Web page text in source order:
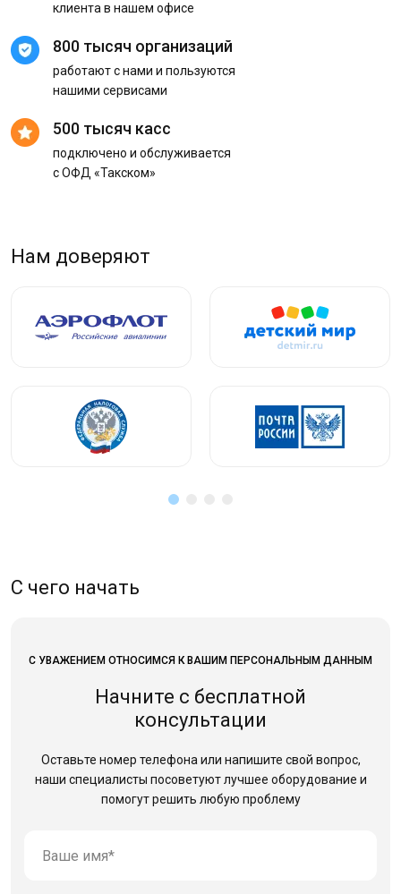
клиента в нашем офисе
800 тысяч организаций
работают с нами и пользуются
нашими сервисами
500 тысяч касс
подключено и обслуживается
с ОФД «Такском»
Нам доверяют
С чего начать
С УВАЖЕНИЕМ ОТНОСИМСЯ К ВАШИМ ПЕРСОНАЛЬНЫМ ДАННЫМ
Начните с бесплатной
консультации
Оставьте номер телефона или напишите свой вопрос,
наши специалисты посоветуют лучшее оборудование и
помогут решить любую проблему